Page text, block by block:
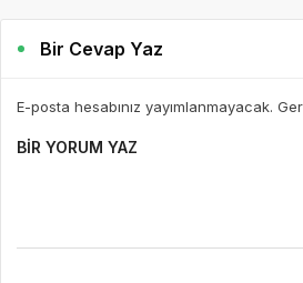
Bir Cevap Yaz
E-posta hesabınız yayımlanmayacak.
BIR YORUM YAZ